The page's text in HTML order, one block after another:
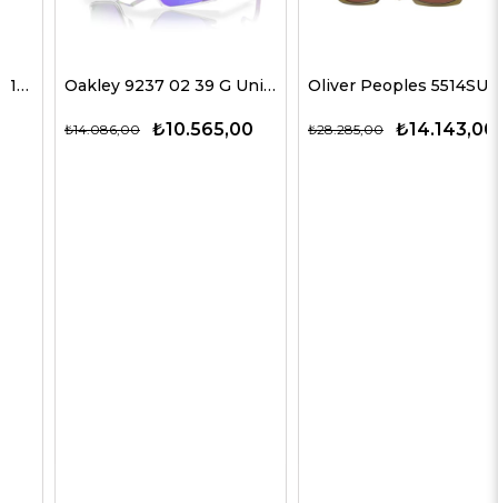
Oakley 9237 02 39 G Unisex Güneş Gözlükleri
₺10.565,00
₺14.086,00
Oliver Peoples 5514SU 1678C5 51 G Unisex Güneş Gözlükleri
₺14.143,00
₺28.285,00